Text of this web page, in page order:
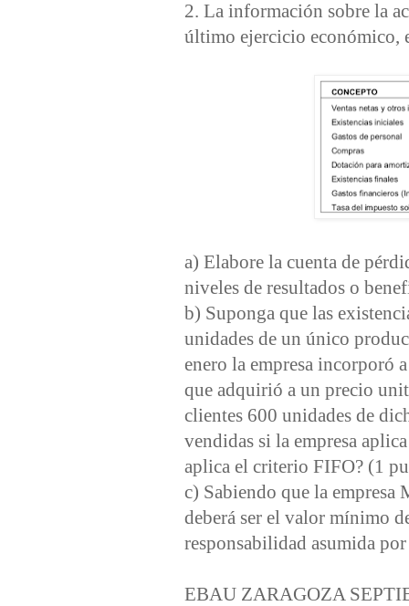
2. La información sobre la
último ejercicio económico,
a) Elabore la cuenta de
niveles de resultados o
b) Suponga que las
unidades de un único
enero la empresa incorporó
que adquirió a un precio
clientes 600 unidades de
vendidas si la empresa
aplica el criterio FIFO? (1
c) Sabiendo que la empresa
deberá ser el valor mínimo
responsabilidad asumida
EBAU ZARAGOZA